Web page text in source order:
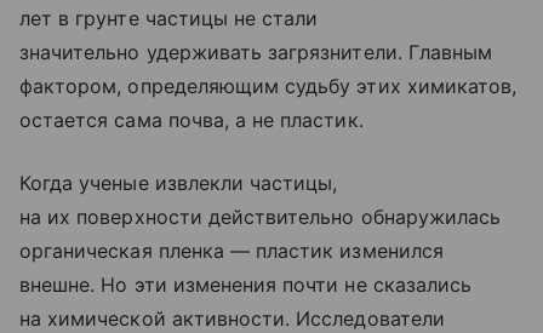
лет в грунте частицы не стали
значительно удерживать загрязнители. Главным
фактором, определяющим судьбу этих химикатов,
остается сама почва, а не пластик.
Когда ученые извлекли частицы,
на их поверхности действительно обнаружилась
органическая пленка — пластик изменился
внешне. Но эти изменения почти не сказались
на химической активности. Исследователи